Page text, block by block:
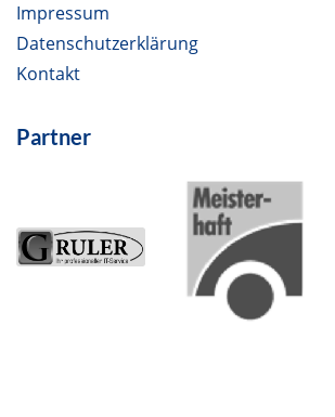
Impressum
Datenschutzerklärung
Kontakt
Partner